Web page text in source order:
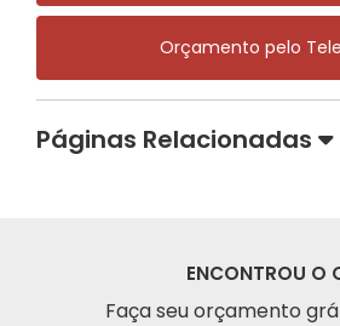
Orçamento pelo
Páginas Relacionadas
ENCONTROU O
Faça seu orçamento